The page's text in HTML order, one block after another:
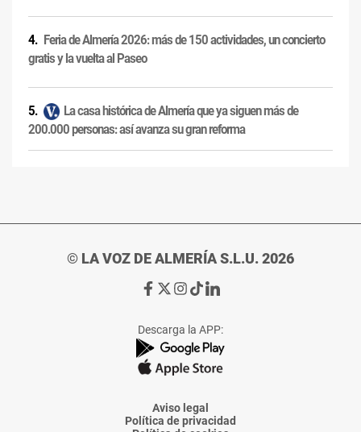
Feria de Almería 2026: más de 150 actividades, un concierto
gratis y la vuelta al Paseo
La casa histórica de Almería que ya siguen más de
200.000 personas: así avanza su gran reforma
© LA VOZ DE ALMERÍA S.L.U. 2026
Ir
de
La
Voz
Almería
Ir
de
La
Voz
Almería
Ir
de
La
Voz
Almería
Ir
de
La
Voz
Almería
Ir
de
La
Voz
Descarga la APP:
Aviso legal
Política de privacidad